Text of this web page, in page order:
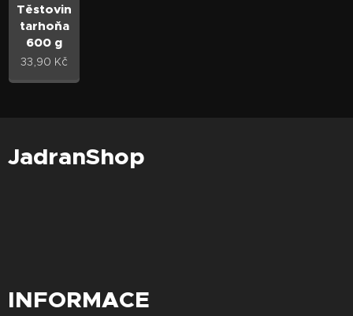
Těstoviny
tarhoňa
600 g
33,90 Kč
JadranShop
INFORMACE